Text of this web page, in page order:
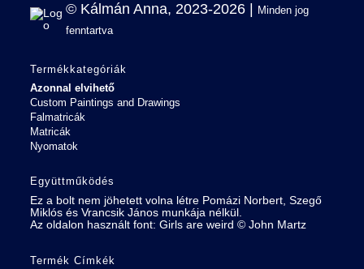
© Kálmán Anna, 2023-2026 |
Minden jog
fenntartva
Termékkategóriák
Azonnal elvihető
Custom Paintings and Drawings
Falmatricák
Matricák
Nyomatok
Együttműködés
Ez a bolt nem jöhetett volna létre Pomázi Norbert, Szegő
Miklós és Vrancsik János munkája nélkül.
Az oldalon használt font:Girls are weird ©John Martz
Termék Címkék